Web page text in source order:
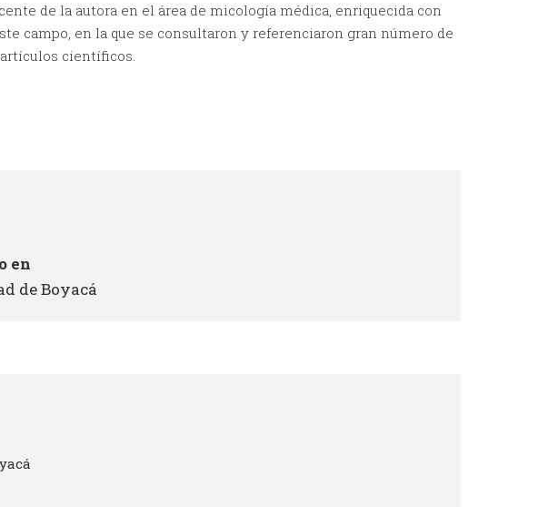
de la autora en el área de micología médica, enriquecida con
campo, en la que se consultaron y referenciaron gran número de
científicos.
en
de Boyacá